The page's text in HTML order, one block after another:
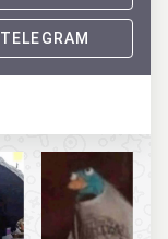
TELEGRAM